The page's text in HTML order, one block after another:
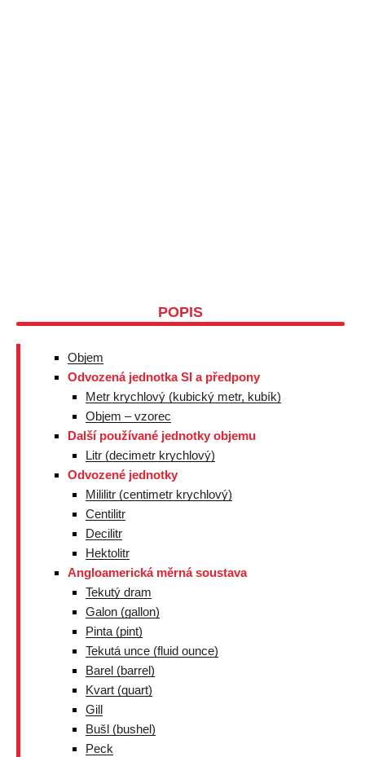
POPIS
Objem
Odvozená jednotka SI a předpony
Metr krychlový (kubický metr, kubík)
Objem – vzorec
Další používané jednotky objemu
Litr (decimetr krychlový)
Odvozené jednotky
Mililitr (centimetr krychlový)
Centilitr
Decilitr
Hektolitr
Angloamerická měrná soustava
Tekutý dram
Galon (gallon)
Pinta (pint)
Tekutá unce (fluid ounce)
Barel (barrel)
Kvart (quart)
Gill
Bušl (bushel)
Peck